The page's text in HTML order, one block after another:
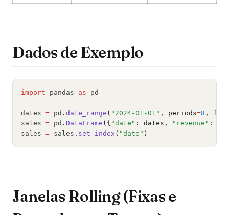
Dados de Exemplo
import pandas as pd
dates = pd . date_range ( "2024-01-01" , periods=8 , freq
sales = pd . DataFrame ({ "date" : dates, "revenue" : [
sales = sales . set_index ( "date" )
Janelas Rolling (Fixas e